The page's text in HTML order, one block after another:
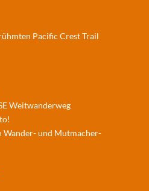
Pacific Crest Trail
Weitwanderweg
Wander- und Mutmacher-